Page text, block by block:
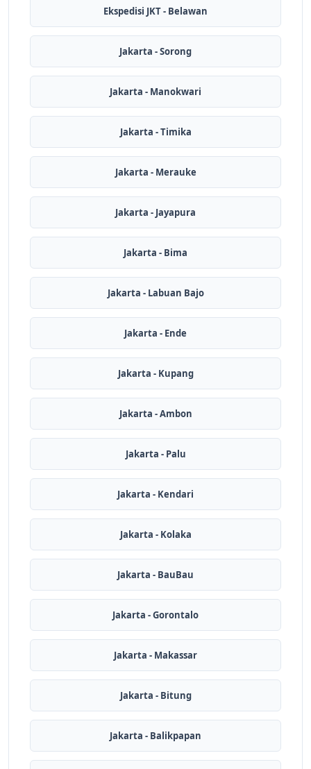
Ekspedisi JKT - Belawan
Jakarta - Sorong
Jakarta - Manokwari
Jakarta - Timika
Jakarta - Merauke
Jakarta - Jayapura
Jakarta - Bima
Jakarta - Labuan Bajo
Jakarta - Ende
Jakarta - Kupang
Jakarta - Ambon
Jakarta - Palu
Jakarta - Kendari
Jakarta - Kolaka
Jakarta - BauBau
Jakarta - Gorontalo
Jakarta - Makassar
Jakarta - Bitung
Jakarta - Balikpapan